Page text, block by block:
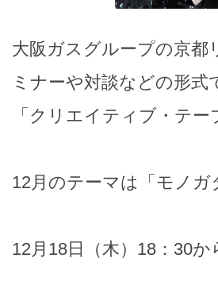
大阪ガスグループの京都
ミナーや対談などの形
「クリエイティブ・テー
12月のテーマは「モノ
12月18日（木）18：30